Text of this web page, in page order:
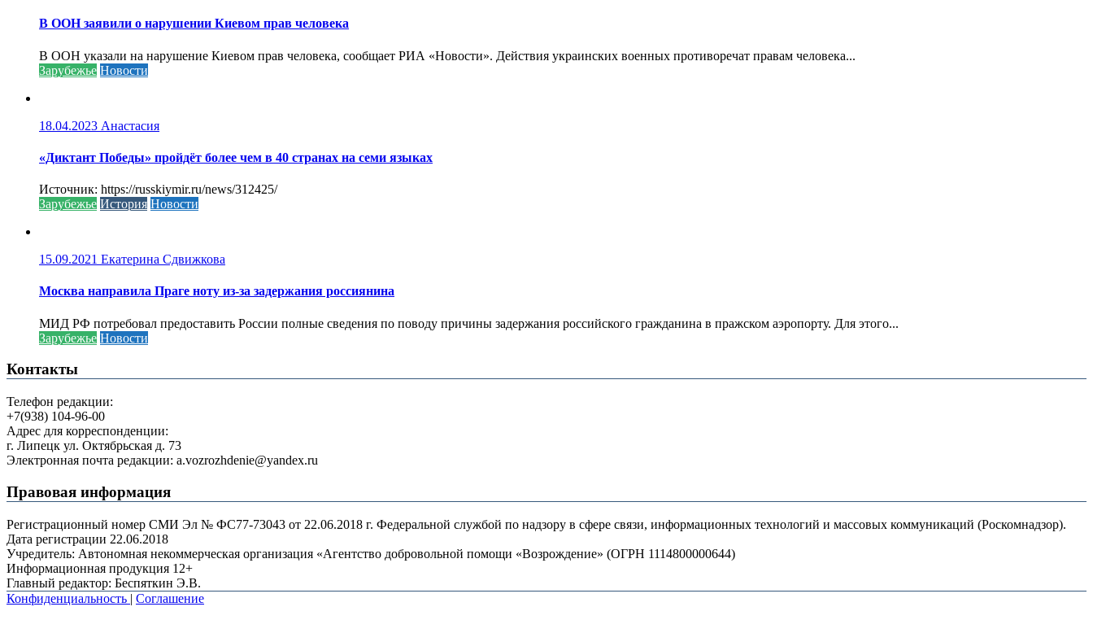
В ООН заявили о нарушении Киевом прав человека
В ООН указали на нарушение Киевом прав человека, сообщает РИА «Новости». Действия украинских военных противоречат правам человека...
Зарубежье Новости
18.04.2023 Анастасия
«Диктант Победы» пройдёт более чем в 40 странах на семи языках
Источник: https://russkiymir.ru/news/312425/
Зарубежье История Новости
15.09.2021 Екатерина Сдвижкова
Москва направила Праге ноту из-за задержания россиянина
МИД РФ потребовал предоставить России полные сведения по поводу причины задержания российского гражданина в пражском аэропорту. Для этого...
Зарубежье Новости
Контакты
Телефон редакции:
+7(938) 104-96-00
Адрес для корреспонденции:
г. Липецк ул. Октябрьская д. 73
Электронная почта редакции: a.vozrozhdenie@yandex.ru
Правовая информация
Регистрационный номер СМИ Эл № ФС77-73043 от 22.06.2018 г. Федеральной службой по надзору в сфере связи, информационных технологий и массовых коммуникаций (Роскомнадзор).
Дата регистрации 22.06.2018
Учредитель: Автономная некоммерческая организация «Агентство добровольной помощи «Возрождение» (ОГРН 1114800000644)
Информационная продукция 12+
Главный редактор: Беспяткин Э.В.
Конфиденциальность | Соглашение